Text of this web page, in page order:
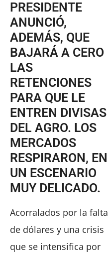
PRESIDENTE
ANUNCIÓ,
ADEMÁS, QUE
BAJARÁ A CERO
LAS
RETENCIONES
PARA QUE LE
ENTREN DIVISAS
DEL AGRO. LOS
MERCADOS
RESPIRARON, EN
UN ESCENARIO
MUY DELICADO.
Acorralados por la falta
de dólares y una crisis
que se intensifica por